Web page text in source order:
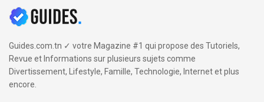
Guides.com.tn ✓ votre Magazine #1 qui propose des Tutoriels,
Revue et Informations sur plusieurs sujets comme
Divertissement, Lifestyle, Famille, Technologie, Internet et plus
encore.